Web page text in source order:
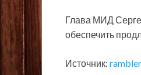
Глава МИД
обеспечить
Источник: